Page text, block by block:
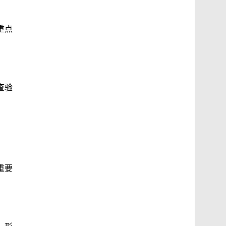
点
验
要